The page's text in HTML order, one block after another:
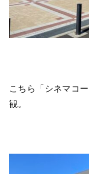
こちら「シネマコ
観。